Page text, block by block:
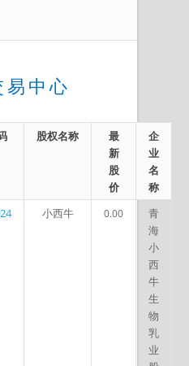
中心
股权名称
最
新
股
价
企
业
名
称
小西牛 0.00
青
海
小
西
牛
生
物
乳
业